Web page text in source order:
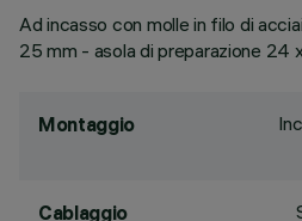
Ad incasso con molle in filo di
25 mm - asola di preparazione 24
Montaggio
Cablaggio